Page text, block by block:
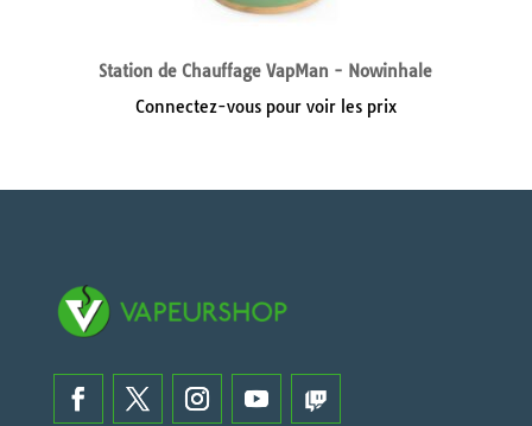
Station de Chauffage VapMan - Nowinhale
Connectez-vous pour voir les prix